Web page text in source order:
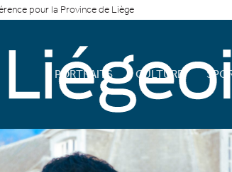
pour la Province de Liège
PORTRAITS CULTURE